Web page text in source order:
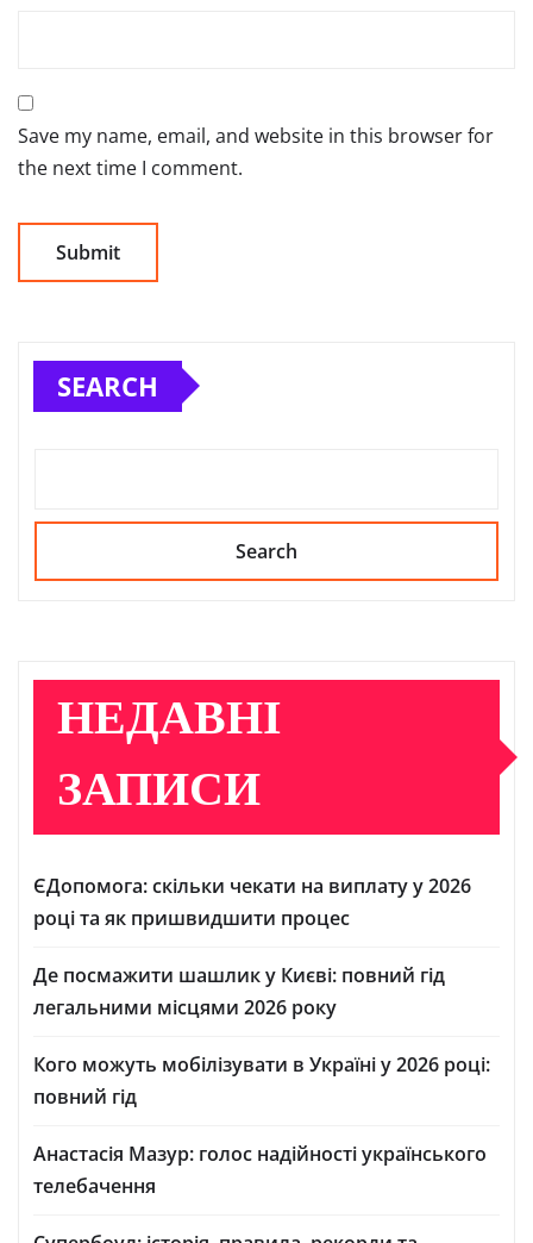
Save my name, email, and website in this browser for
the next time I comment.
SEARCH
Search
НЕДАВНІ
ЗАПИСИ
ЄДопомога: скільки чекати на виплату у 2026
році та як пришвидшити процес
Де посмажити шашлик у Києві: повний гід
легальними місцями 2026 року
Кого можуть мобілізувати в Україні у 2026 році:
повний гід
Анастасія Мазур: голос надійності українського
телебачення